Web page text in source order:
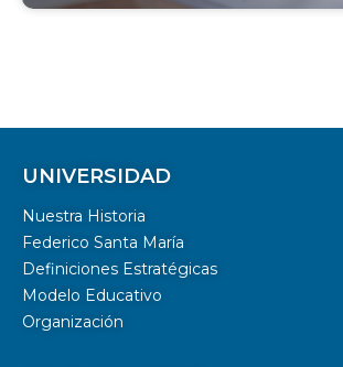
UNIVERSIDAD
Nuestra Historia
Federico Santa María
Definiciones Estratégicas
Modelo Educativo
Organización